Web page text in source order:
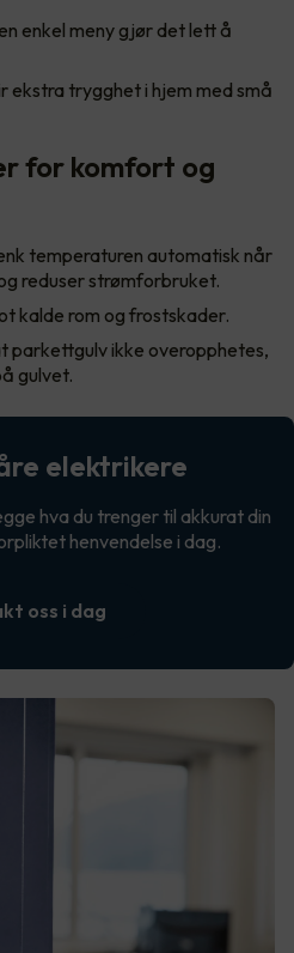
enkel meny gjør det lett å
ekstra trygghet i hjem med små
for komfort og
temperaturen automatisk når
reduser strømforbruket.
kalde rom og frostskader.
parkettgulv ikke overopphetes,
gulvet.
elektrikere
hva du trenger til akkurat din
henvendelse i dag.
oss i dag